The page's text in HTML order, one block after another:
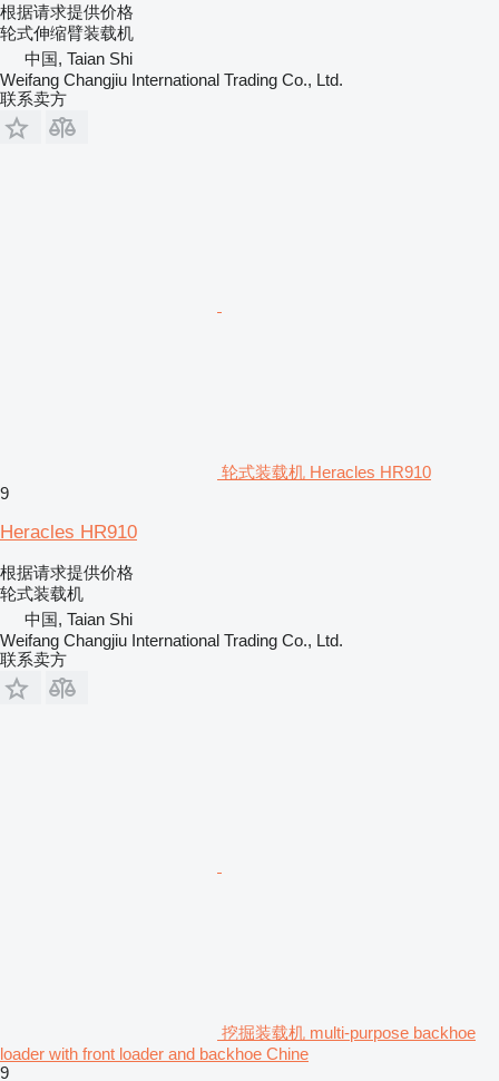
根据请求提供价格
轮式伸缩臂装载机
中国, Taian Shi
Weifang Changjiu International Trading Co., Ltd.
联系卖方
轮式装载机 Heracles HR910
9
Heracles HR910
根据请求提供价格
轮式装载机
中国, Taian Shi
Weifang Changjiu International Trading Co., Ltd.
联系卖方
挖掘装载机 multi-purpose backhoe
loader with front loader and backhoe Chine
9